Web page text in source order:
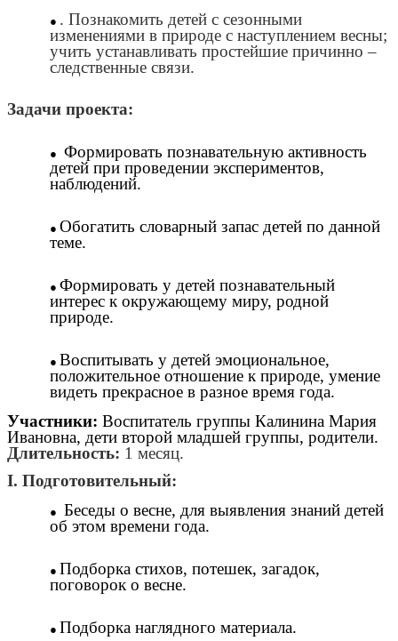
. Познакомить детей с сезонными
изменениями в природе с наступлением весны;
учить устанавливать простейшие причинно –
следственные связи.
Задачи проекта:
Формировать познавательную активность
детей при проведении экспериментов,
наблюдений.
Обогатить словарный запас детей по данной
теме.
Формировать у детей познавательный
интерес к окружающему миру, родной
природе.
Воспитывать у детей эмоциональное,
положительное отношение к природе, умение
видеть прекрасное в разное время года.
Участники: Воспитатель группы Калинина Мария
Ивановна, дети второй младшей группы, родители.
Длительность: 1 месяц.
I. Подготовительный:
Беседы о весне, для выявления знаний детей
об этом времени года.
Подборка стихов, потешек, загадок,
поговорок о весне.
Подборка наглядного материала.